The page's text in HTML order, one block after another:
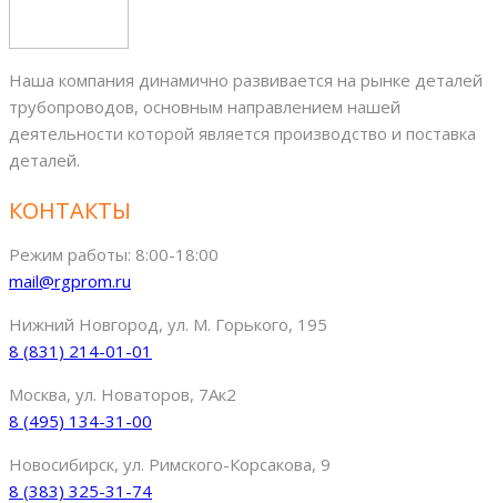
Наша компания динамично развивается на рынке деталей
трубопроводов, основным направлением нашей
деятельности которой является производство и поставка
деталей.
КОНТАКТЫ
Режим работы: 8:00-18:00
mail@rgprom.ru
Нижний Новгород, ул. М. Горького, 195
8 (831) 214-01-01
Москва, ул. Новаторов, 7Ак2
8 (495) 134-31-00
Новосибирск, ул. Римского-Корсакова, 9
8 (383) 325-31-74